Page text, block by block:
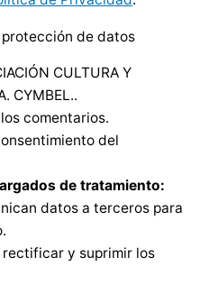
de datos
CULTURA Y
CYMBEL..
comentarios.
del
de tratamiento:
datos a terceros para
rectificar y suprimir los